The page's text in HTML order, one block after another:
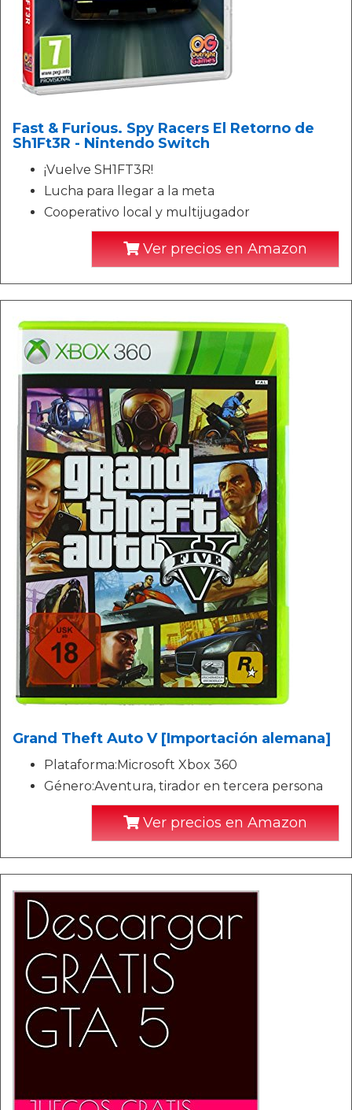
Fast & Furious. Spy Racers El Retorno de
Sh1Ft3R - Nintendo Switch
¡Vuelve SH1FT3R!
Lucha para llegar a la meta
Cooperativo local y multijugador
Ver precios en Amazon
Grand Theft Auto V [Importación alemana]
Plataforma:Microsoft Xbox 360
Género:Aventura, tirador en tercera persona
Ver precios en Amazon